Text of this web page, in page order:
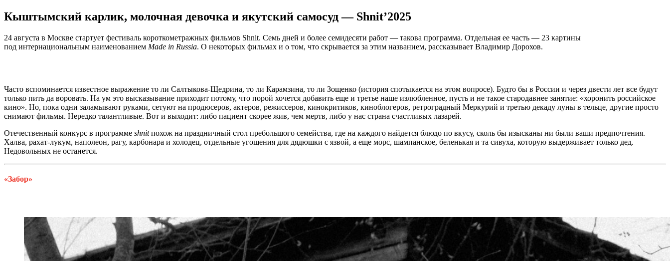
Кыштымский карлик, молочная девочка и якутский самосуд — Shnit’2025
24 августа в Москве стартует фестиваль короткометражных фильмов Shnit. Семь дней и более семидесяти работ — такова программа. Отдельная ее часть — 23 картины
под интернациональным наименованием Made in Russia. О некоторых фильмах и о том, что скрывается за этим названием, рассказывает Владимир Дорохов.
Часто вспоминается известное выражение то ли Салтыкова-Щедрина, то ли Карамзина, то ли Зощенко (история спотыкается на этом вопросе). Будто бы в России и через двести лет все будут
только пить да воровать. На ум это высказывание приходит потому, что порой хочется добавить еще и третье наше излюбленное, пусть и не такое стародавнее занятие: «хоронить российское
кино». Но, пока одни заламывают руками, сетуют на продюсеров, актеров, режиссеров, кинокритиков, киноблогеров, ретроградный Меркурий и третью декаду луны в тельце, другие просто
снимают фильмы. Нередко талантливые. Вот и выходит: либо пациент скорее жив, чем мертв, либо у нас страна счастливых лазарей.
Отечественный конкурс в программе shnitпохож на праздничный стол пребольшого семейства, где на каждого найдется блюдо по вкусу, сколь бы изысканы ни были ваши предпочтения.
Халва, рахат-лукум, наполеон, рагу, карбонара и холодец, отдельные угощения для дядюшки с язвой, а еще морс, шампанское, беленькая и та сивуха, которую выдерживает только дед.
Недовольных не останется.
«Забор»